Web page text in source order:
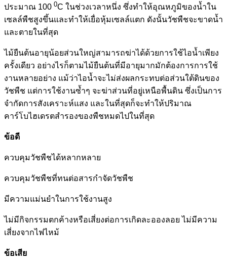
ประมาณ 100 0C ในช่วงเวลาหนึ่ง ซึ่งทำให้อุณหภูมิของน้ำใน
เซลล์พืชสูงขึ้นและทำให้เยื่อหุ้มเซลล์แตก ดังนั้นวัชพืชจะขาดน้ำ
และตายในที่สุด
ไม้ยืนต้นอายุน้อยส่วนใหญ่สามารถฆ่าได้ด้วยการใช้ไอน้ำเพียง
ครั้งเดียว อย่างไรก็ตามไม้ยืนต้นที่มีอายุมากมักต้องการการใช้
งานหลายอย่าง แม้ว่าไอน้ำจะไม่ส่งผลกระทบต่อส่วนใต้ดินของ
วัชพืช แต่การใช้งานซ้ำๆ จะฆ่าส่วนที่อยู่เหนือพื้นดิน ซึ่งเป็นการ
จำกัดการสังเคราะห์แสง และในที่สุดก็จะทำให้ปริมาณ
คาร์โบไฮเดรตสำรองของพืชหมดไปในที่สุด
ข้อดี
ควบคุมวัชพืชได้หลากหลาย
ควบคุมวัชพืชที่ทนต่อสารกำจัดวัชพืช
มีความแม่นยำในการใช้งานสูง
ไม่มีกิจกรรมตกค้างหรือเสี่ยงต่อการเกิดละอองลอย ไม่มีความ
เสี่ยงจากไฟไหม้
ข้อเสีย